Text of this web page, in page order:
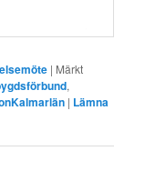
| Märkt
,
| Lämna